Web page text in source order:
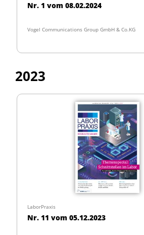
Nr. 1 vom 08.02.2024
Vogel Communications Group GmbH & Co.KG
2023
LaborPraxis
Nr. 11 vom 05.12.2023